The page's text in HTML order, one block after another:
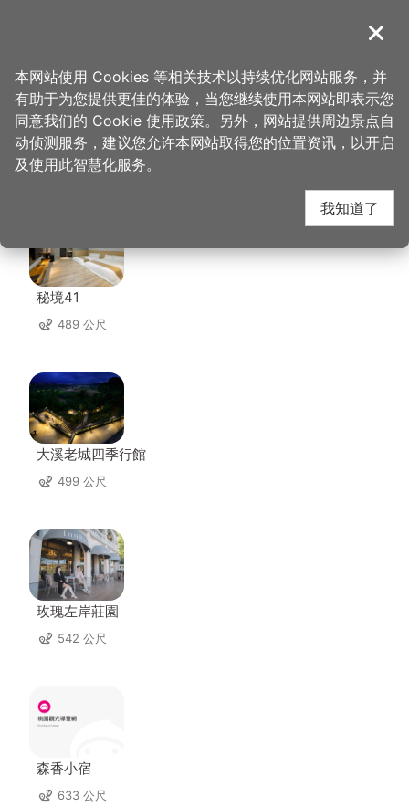
導覽
首页 > 想去的地方 > 美食、购物 > 陈师兄素肉圆
陈师兄素肉圆 周边住宿
秘境41
489 公尺
大溪老城四季行館
499 公尺
玫瑰左岸莊園
542 公尺
森香小宿
633 公尺
关闭
本网站使用 Cookies 等相关技术以持续优化网站服务，并
有助于为您提供更佳的体验，当您继续使用本网站即表示您
同意我们的 Cookie 使用政策。另外，网站提供周边景点自
动侦测服务，建议您允许本网站取得您的位置资讯，以开启
及使用此智慧化服务。
我知道了